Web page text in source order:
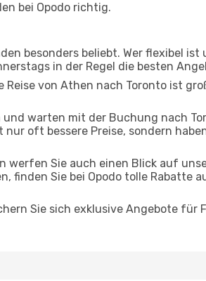
bei Opodo richtig.
besonders beliebt. Wer flexibel ist
in der Regel die besten
von Athen nach Toronto ist
und warten mit der Buchung nach
oft bessere Preise, sondern
werfen Sie auch einen Blick auf
finden Sie bei Opodo tolle Rabatte
Sie sich exklusive Angebote für